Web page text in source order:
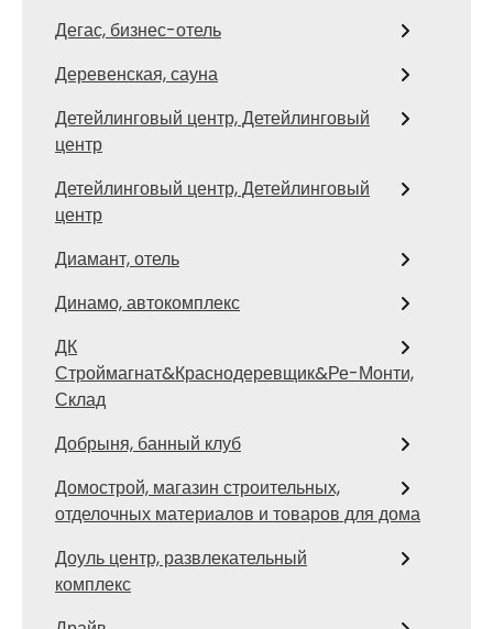
Дегас, бизнес-отель
Деревенская, сауна
Детейлинговый центр, Детейлинговый
центр
Детейлинговый центр, Детейлинговый
центр
Диамант, отель
Динамо, автокомплекс
ДК
Строймагнат&Краснодеревщик&Ре-Монти,
Склад
Добрыня, банный клуб
Домострой, магазин строительных,
отделочных материалов и товаров для дома
Доуль центр, развлекательный
комплекс